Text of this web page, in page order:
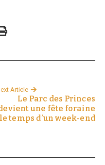
Article
Le Parc des Princes
une fête foraine
le temps d’un week-end